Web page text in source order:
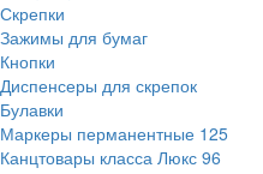
Скрепки
Зажимы для бумаг
Кнопки
Диспенсеры для скрепок
Булавки
Маркеры перманентные 125
Канцтовары класса Люкс 96